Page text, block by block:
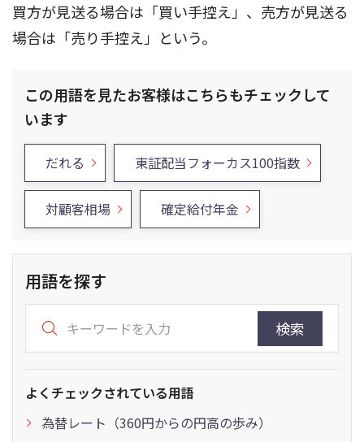
買方が見送る場合は「買い手控え」、売方が見送る
場合は「売り手控え」という。
この用語を見たお客様はこちらもチェックして
います
だれる 東証配当フォーカス100指数
対顧客相場 確定給付年金
用語を探す
検索
よくチェックされている用語
為替レート（360円からの円高の歩み）